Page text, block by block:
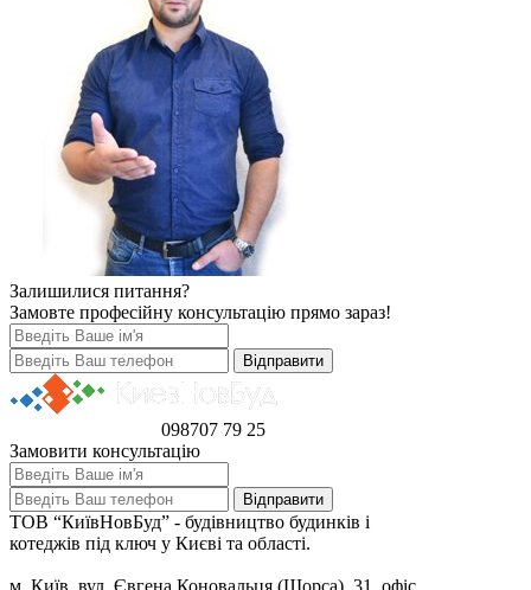
Залишилися питання?
Замовте професійну консультацію прямо зараз!
098707 79 25
Замовити консультацію
ТОВ “КиївНовБуд” - будівництво будинків і
котеджів під ключ у Києві та області.
м. Київ, вул. Євгена Коновальця (Щорса), 31, офіс